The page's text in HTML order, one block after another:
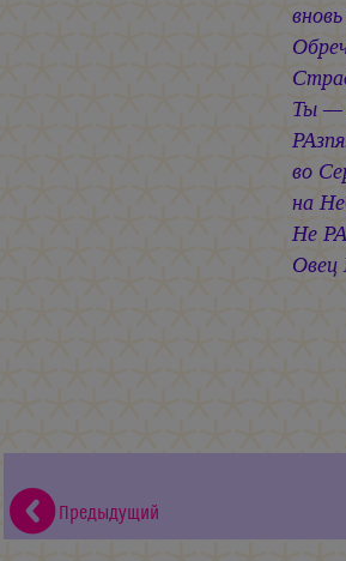
Ты —
во
на
Не
Овец
Предыдущий